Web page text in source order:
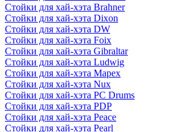
Стойки для хай-хэта Brahner
Стойки для хай-хэта Dixon
Стойки для хай-хэта DW
Стойки для хай-хэта Foix
Стойки для хай-хэта Gibraltar
Стойки для хай-хэта Ludwig
Стойки для хай-хэта Mapex
Стойки для хай-хэта Nux
Стойки для хай-хэта PC Drums
Стойки для хай-хэта PDP
Стойки для хай-хэта Peace
Стойки для хай-хэта Pearl